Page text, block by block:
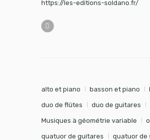
https://les-editions-soldano.fr/
alto et piano basson et piano
duo de flûtes duo de guitares
Musiques à géométrie variable
quatuor de guitares quatuor de